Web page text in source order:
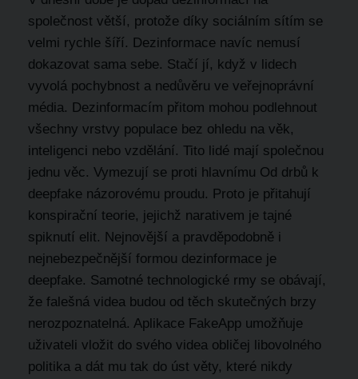
společnost větší, protože díky sociálním sítím se
velmi rychle šíří. Dezinformace navíc nemusí
dokazovat sama sebe. Stačí jí, když v lidech
vyvolá pochybnost a nedůvěru ve veřejnoprávní
média. Dezinformacím přitom mohou podlehnout
všechny vrstvy populace bez ohledu na věk,
inteligenci nebo vzdělání. Tito lidé mají společnou
jednu věc. Vymezují se proti hlavnímu Od drbů k
deepfake názorovému proudu. Proto je přitahují
konspirační teorie, jejichž narativem je tajné
spiknutí elit. Nejnovější a pravděpodobně i
nejnebezpečnější formou dezinformace je
deepfake. Samotné technologické rmy se obávají,
že falešná videa budou od těch skutečných brzy
nerozpoznatelná. Aplikace FakeApp umožňuje
uživateli vložit do svého videa obličej libovolného
politika a dát mu tak do úst věty, které nikdy